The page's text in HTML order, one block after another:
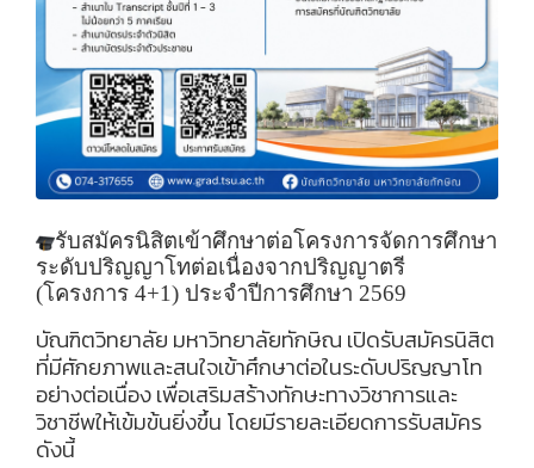
รับสมัครนิสิตเข้าศึกษาต่อโครงการจัดการศึกษา
ระดับปริญญาโทต่อเนื่องจากปริญญาตรี
(โครงการ 4+1) ประจำปีการศึกษา 2569
บัณฑิตวิทยาลัย มหาวิทยาลัยทักษิณ เปิดรับสมัครนิสิต
ที่มีศักยภาพและสนใจเข้าศึกษาต่อในระดับปริญญาโท
อย่างต่อเนื่อง เพื่อเสริมสร้างทักษะทางวิชาการและ
วิชาชีพให้เข้มข้นยิ่งขึ้น โดยมีรายละเอียดการรับสมัคร
ดังนี้